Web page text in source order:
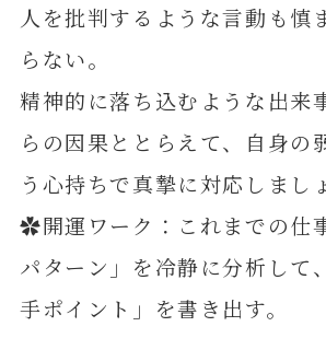
人を批判するような言動も慎
らない。
精神的に落ち込むような出来
らの因果ととらえて、自身の
う心持ちで真摯に対応しまし
✿開運ワーク：これまでの仕
パターン」を冷静に分析して
手ポイント」を書き出す。